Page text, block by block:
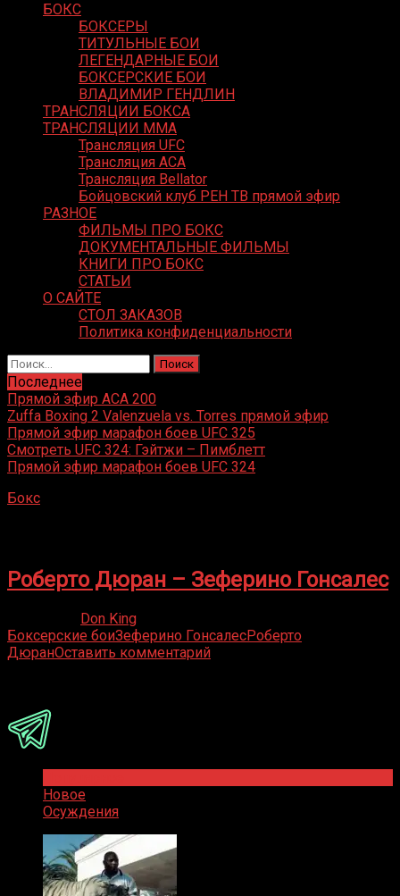
БОКС
БОКСЕРЫ
ТИТУЛЬНЫЕ БОИ
ЛЕГЕНДАРНЫЕ БОИ
БОКСЕРСКИЕ БОИ
ВЛАДИМИР ГЕНДЛИН
ТРАНСЛЯЦИИ БОКСА
ТРАНСЛЯЦИИ MMA
Трансляция UFC
Трансляция ACA
Трансляция Bellator
Бойцовский клуб РЕН ТВ прямой эфир
РАЗНОЕ
ФИЛЬМЫ ПРО БОКС
ДОКУМЕНТАЛЬНЫЕ ФИЛЬМЫ
КНИГИ ПРО БОКС
СТАТЬИ
О САЙТЕ
СТОЛ ЗАКАЗОВ
Политика конфиденциальности
Найти:
Последнее
Прямой эфир ACA 200
Zuffa Boxing 2 Valenzuela vs. Torres прямой эфир
Прямой эфир марафон боев UFC 325
Смотреть UFC 324: Гэйтжи – Пимблетт
Прямой эфир марафон боев UFC 324
Бокс
Роберто Дюран – Зеферино Гонсалес
Don King
Боксерские боиЗеферино ГонсалесРоберто
ДюранОставить комментарий
Новое
Осуждения